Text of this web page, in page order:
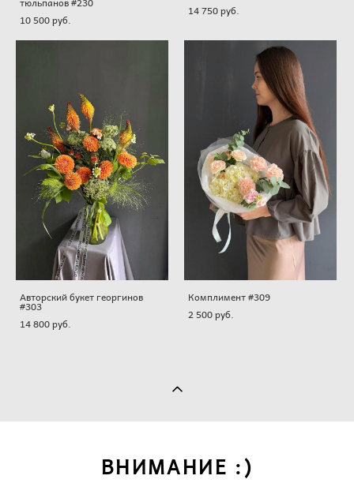
10 500 pуб.
14 750 pуб.
Авторский букет георгинов
#303
14 800 pуб.
Комплимент #309
2 500 pуб.
ВНИМАНИЕ :)